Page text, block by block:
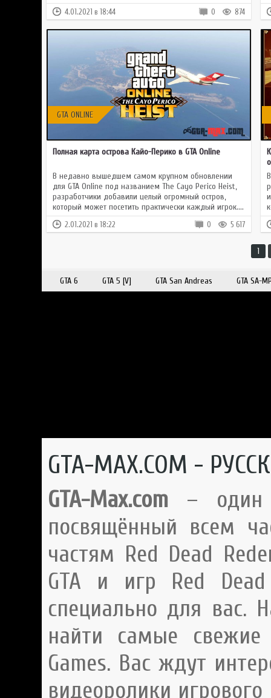
4.01.2021 в 18:44 874
0
GTA ONLINE
Полная карта острова Кайо-Перико в GTA Online
В недавно вышедшем самом крупном обновлении
для GTA Online под названием The Cayo Perico Heist,
разработчики добавили целый огромный остров,
который может посетить практически каждый игрок....
2.01.2021 в 18:22 5 617
0
1
GTA 6 GTA 5 [V] GTA San Andreas GTA SA-
GTA-MAX.COM -
GTA-Max.com – один
посвящённый всем
частям Red Dead
GTA и игр Red
специально для вас.
найти самые свежие
Games. Вас ждут
видеоролики